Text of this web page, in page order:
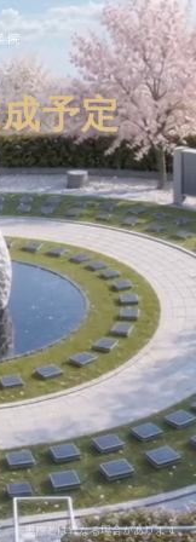
院
予定
※実際とは異なる場合があります